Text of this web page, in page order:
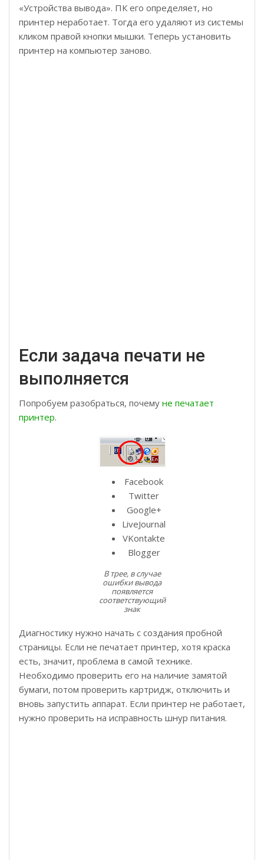
«Устройства вывода». ПК его определяет, но
принтер неработает. Тогда его удаляют из системы
кликом правой кнопки мышки. Теперь установить
принтер на компьютер заново.
Если задача печати не
выполняется
Попробуем разобраться, почему не печатает
принтер.
Facebook
Twitter
Google+
LiveJournal
VKontakte
Blogger
В трее, в случае
ошибки вывода
появляется
соответствующий
знак
Диагностику нужно начать с создания пробной
страницы. Если не печатает принтер, хотя краска
есть, значит, проблема в самой технике.
Необходимо проверить его на наличие замятой
бумаги, потом проверить картридж, отключить и
вновь запустить аппарат. Если принтер не работает,
нужно проверить на исправность шнур питания.